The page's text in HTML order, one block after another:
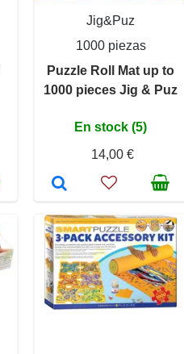
Jig&Puz
1000 piezas
Puzzle Roll Mat up to
1000 pieces Jig & Puz
En stock (5)
14,00 €